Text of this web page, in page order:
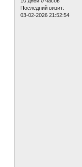
Последний визит:
03-02-2026 21:52:54